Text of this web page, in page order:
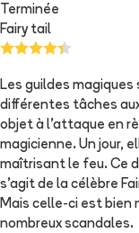
Terminée
Fairy tail
Les guildes
différentes tâches
objet à l'attaque en
magicienne. Un jour,
maîtrisant le feu. Ce
s'agit de la célèbre
Mais celle-ci est bien
nombreux scandales.